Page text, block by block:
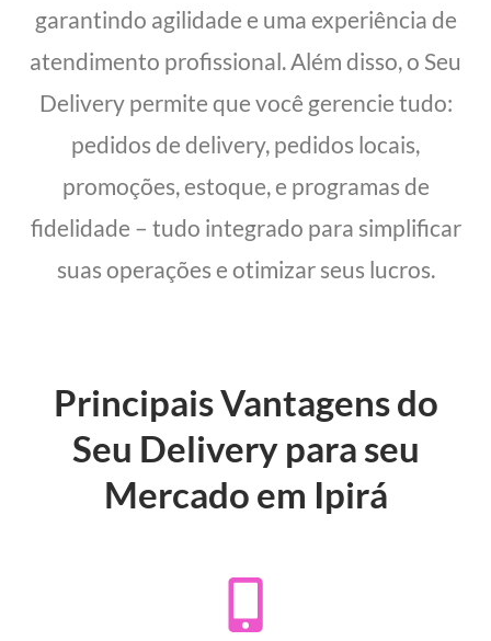
garantindo agilidade e uma experiência de
atendimento profissional. Além disso, o Seu
Delivery permite que você gerencie tudo:
pedidos de delivery, pedidos locais,
promoções, estoque, e programas de
fidelidade – tudo integrado para simplificar
suas operações e otimizar seus lucros.
Principais Vantagens do
Seu Delivery para seu
Mercado em Ipirá